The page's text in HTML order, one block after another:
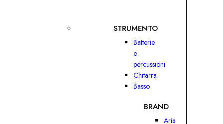
STRUMENTO
Batterie
e
percussioni
Chitarra
Basso
BRAND
Aria